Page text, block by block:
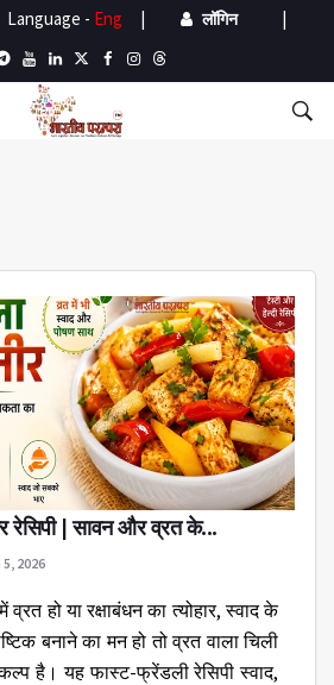
Language - Eng | लॉगिन |
रेसिपी | सावन और व्रत के...
5, 2026
हो या रक्षाबंधन का त्योहार, स्वाद के
बनाने का मन हो तो व्रत वाला चिली
है। यह फास्ट-फ्रेंडली रेसिपी स्वाद,